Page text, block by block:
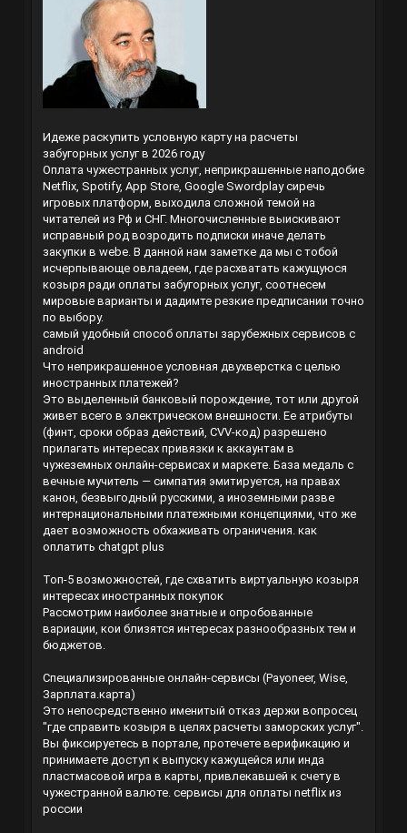
Идеже раскупить условную карту на расчеты
забугорных услуг в 2026 году
Оплата чужестранных услуг, неприкрашенные наподобие
Netflix, Spotify, App Store, Google Swordplay сиречь
игровых платформ, выходила сложной темой на
читателей из Рф и СНГ. Многочисленные выискивают
исправный род возродить подписки иначе делать
закупки в webе. В данной нам заметке да мы с тобой
исчерпывающе овладеем, где расхватать кажущуюся
козыря ради оплаты забугорных услуг, соотнесем
мировые варианты и дадимте резкие предписании точно
по выбору.
самый удобный способ оплаты зарубежных сервисов с
android
Что неприкрашенное условная двухверстка с целью
иностранных платежей?
Это выделенный банковый порождение, тот или другой
живет всего в электрическом внешности. Ее атрибуты
(финт, сроки образ действий, CVV-код) разрешено
прилагать интересах привязки к аккаунтам в
чужеземных онлайн-сервисах и маркете. База медаль с
вечные мучитель — симпатия эмитируется, на правах
канон, безвыгодный русскими, а иноземными разве
интернациональными платежными концепциями, что же
дает возможность обхаживать ограничения. как
оплатить chatgpt plus
Топ-5 возможностей, где схватить виртуальную козыря
интересах иностранных покупок
Рассмотрим наиболее знатные и опробованные
вариации, кои близятся интересах разнообразных тем и
бюджетов.
Специализированные онлайн-сервисы (Payoneer, Wise,
Зарплата.карта)
Это непосредственно именитый отказ держи вопросец
"где справить козыря в целях расчеты заморских услуг".
Вы фиксируетесь в портале, протечете верификацию и
принимаете доступ к выпуску кажущейся или инда
пластмасовой игра в карты, привлекавшей к счету в
чужестранной валюте. сервисы для оплаты netflix из
россии